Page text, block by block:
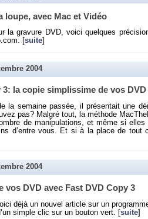
loupe, avec Mac et Vidéo
la gra­vure DVD, voici quelques
[ suite
2004
3: la copie sim­plis­sime de vos DVD
la se­maine pas­sée, il pré­sen­tait une
pas? Mal­gré tout, la mé­thode
de ma­ni­pu­la­tions, et même si
d’entre vous. Et si à la place de tout
2004
vos DVD avec Fast DVD Copy 3
déjà un nou­vel ar­ticle sur un
simple clic sur un bou­ton vert. [ suite